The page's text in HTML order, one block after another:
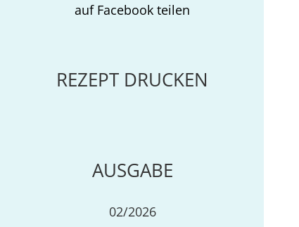
auf Facebook teilen
REZEPT DRUCKEN
AUSGABE
02/2026